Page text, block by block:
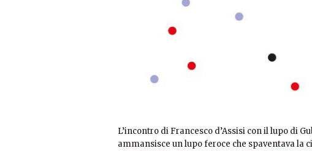
L’incontro di Francesco d’Assisi con il lupo di
ammansisce un lupo feroce che spaventava la